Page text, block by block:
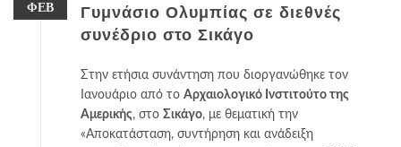
ΦΕΒ
Γυμνάσιο Ολυμπίας σε διεθνές
συνέδριο στο Σικάγο
Στην ετήσια συνάντηση που διοργανώθηκε τον
Ιανουάριο από το Αρχαιολογικό Ινστιτούτο της
Αμερικής, στο Σικάγο, με θεματική την
«Αποκατάσταση, συντήρηση και ανάδειξη